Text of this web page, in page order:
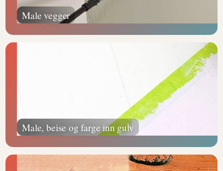
Male vegger
Male, beise og farge inn gulv